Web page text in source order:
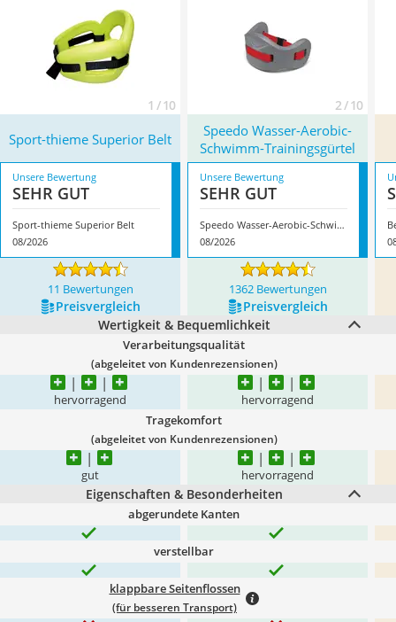
uns hier im August 2026 besonders das Modell
Superior Belt* mit seinen Eigenschaften.
1 / 10 2 / 10
Sport-thieme Superior Belt
Speedo Wasser-Aerobic-
Schwimm-Trainingsgürtel
Unsere Bewertung
SEHR GUT
Sport-thieme Superior Belt
08/2026
Unsere Bewertung
SEHR GUT
Speedo Wasser-Aerobic-Schwimm-Trainingsgürtel
08/2026
11 Bewertungen 1362 Bewertungen
Preis­vergleich
Preis­vergleich
Wertigkeit & Bequemlichkeit
Verarbeitungsqualität
(abgeleitet von Kundenrezensionen)
hervorragend hervorragend
Tragekomfort
(abgeleitet von Kundenrezensionen)
gut hervorragend
Eigenschaften & Besonderheiten
abgerundete Kanten
verstellbar
klappbare Seitenflossen
(für besseren Transport)